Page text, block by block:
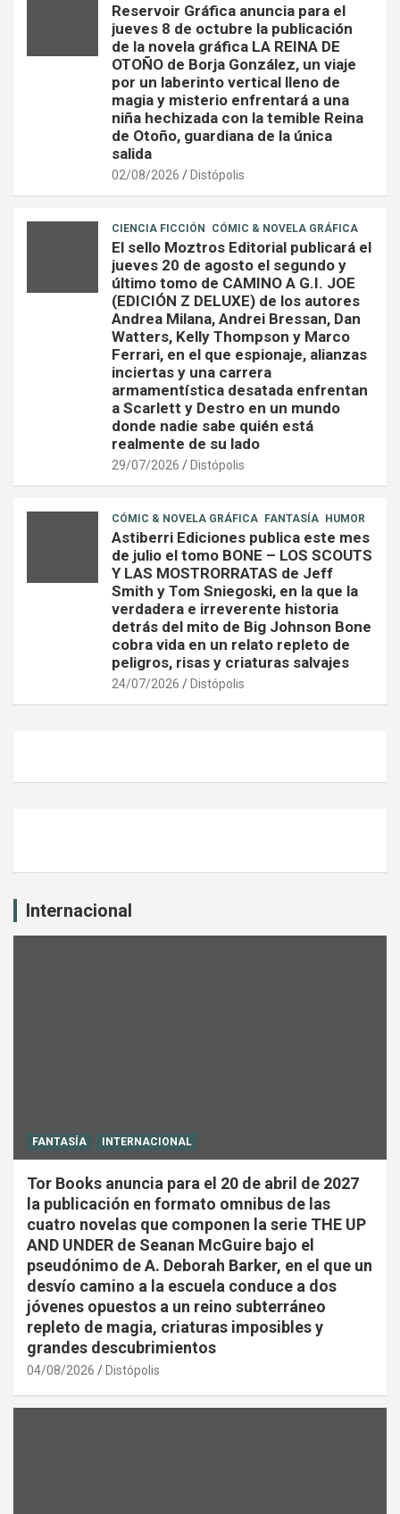
Reservoir Gráfica anuncia para el
jueves 8 de octubre la publicación
de la novela gráfica LA REINA DE
OTOÑO de Borja González, un viaje
por un laberinto vertical lleno de
magia y misterio enfrentará a una
niña hechizada con la temible Reina
de Otoño, guardiana de la única
salida
02/08/2026 Distópolis
CIENCIA FICCIÓN CÓMIC & NOVELA GRÁFICA
El sello Moztros Editorial publicará el
jueves 20 de agosto el segundo y
último tomo de CAMINO A G.I. JOE
(EDICIÓN Z DELUXE) de los autores
Andrea Milana, Andrei Bressan, Dan
Watters, Kelly Thompson y Marco
Ferrari, en el que espionaje, alianzas
inciertas y una carrera
armamentística desatada enfrentan
a Scarlett y Destro en un mundo
donde nadie sabe quién está
realmente de su lado
29/07/2026 Distópolis
CÓMIC & NOVELA GRÁFICA FANTASÍA HUMOR
Astiberri Ediciones publica este mes
de julio el tomo BONE – LOS SCOUTS
Y LAS MOSTRORRATAS de Jeff
Smith y Tom Sniegoski, en la que la
verdadera e irreverente historia
detrás del mito de Big Johnson Bone
cobra vida en un relato repleto de
peligros, risas y criaturas salvajes
24/07/2026 Distópolis
Internacional
FANTASÍA INTERNACIONAL
Tor Books anuncia para el 20 de abril de 2027
la publicación en formato omnibus de las
cuatro novelas que componen la serie THE UP
AND UNDER de Seanan McGuire bajo el
pseudónimo de A. Deborah Barker, en el que un
desvío camino a la escuela conduce a dos
jóvenes opuestos a un reino subterráneo
repleto de magia, criaturas imposibles y
grandes descubrimientos
04/08/2026 Distópolis